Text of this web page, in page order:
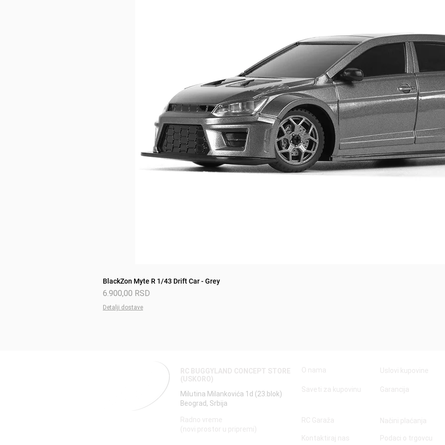
BlackZon Myte R 1/43 Drift Car - Grey
Price
6.900,00 RSD
Detalji dostave
RC BUGGYLAND CONCEPT STORE
(USKORO)
Milutina Milankovića 1d (23.blok)
Beograd, Srbija
Radno vreme
(novi prostor u pripremi)
O nama
Saveti za kupovinu
RC Garaža
Kontaktiraj nas
Uslovi kupovine
Garancija
Načini plaćanja
Podaci o trgovcu